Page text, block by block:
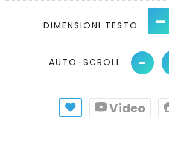
DIMENSIONI TESTO -
AUTO-SCROLL -
Video